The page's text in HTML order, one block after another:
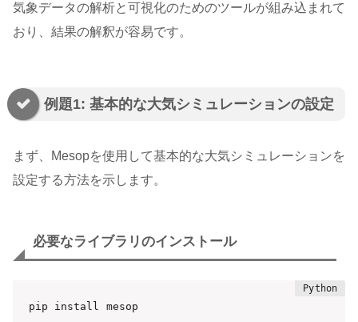
気象データの解析と可視化のためのツールが組み込まれて
おり、結果の解釈が容易です。
例題1: 基本的な大気シミュレーションの設定
まず、Mesopを使用して基本的な大気シミュレーションを
設定する方法を示します。
必要なライブラリのインストール
pip install mesop